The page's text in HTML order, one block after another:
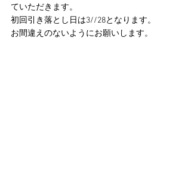
ていただきます。
初回引き落とし日は3//28となります。
お間違えのないようにお願いします。